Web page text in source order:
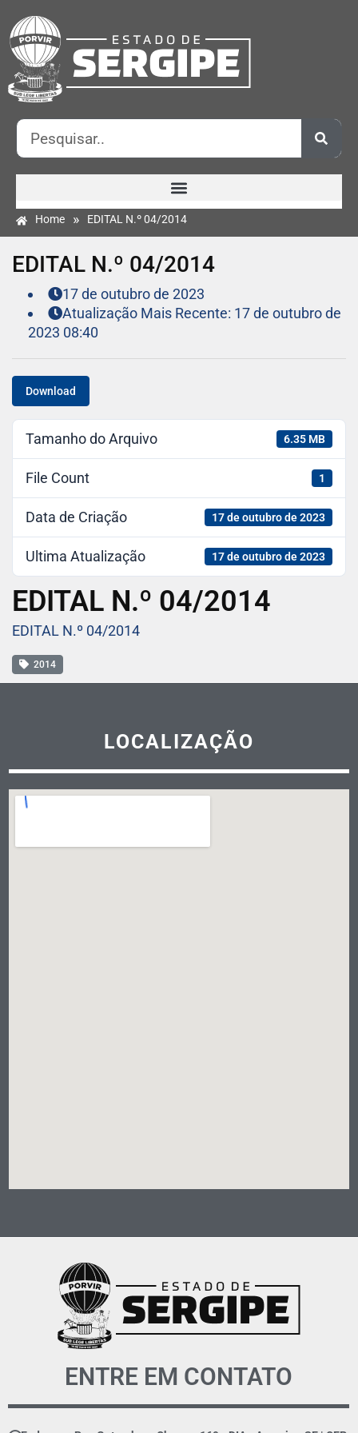
Home » EDITAL N.º 04/2014
EDITAL N.º 04/2014
17 de outubro de 2023
Atualização Mais Recente: 17 de outubro de
2023 08:40
Download
Tamanho do Arquivo 6.35 MB
File Count 1
Data de Criação 17 de outubro de 2023
Ultima Atualização 17 de outubro de 2023
EDITAL N.º 04/2014
EDITAL N.º 04/2014
2014
LOCALIZAÇÃO
ENTRE EM CONTATO